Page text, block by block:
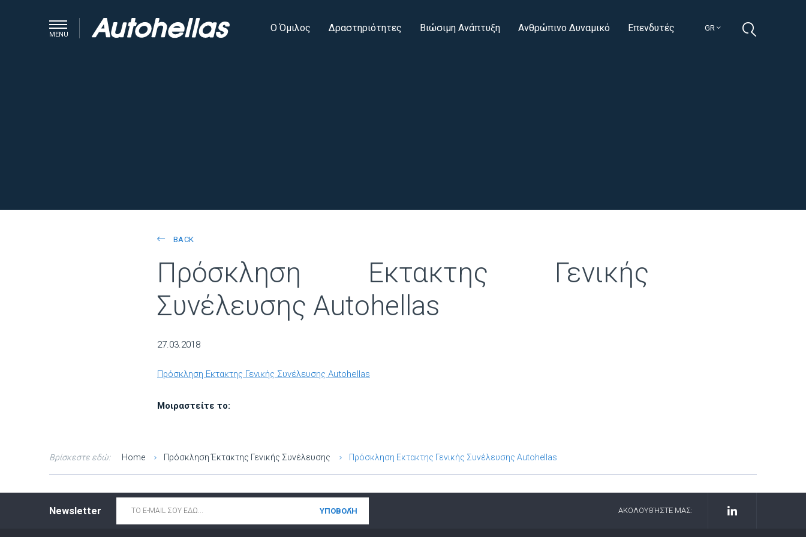
MENU
GR
Ο Όμιλος Δραστηριότητες Βιώσιμη Ανάπτυξη Ανθρώπινο Δυναμικό Επενδυτές
BACK
Πρόσκληση Εκτακτης Γενικής
Συνέλευσης Autohellas
27.03.2018
Πρόσκληση Εκτακτης Γενικής Συνέλευσης Autohellas
Μοιραστείτε το:
Βρίσκεστε εδώ: Home Πρόσκληση Έκτακτης Γενικής Συνέλευσης Πρόσκληση Εκτακτης Γενικής Συνέλευσης Autohellas
Newsletter
ΑΚΟΛΟΥΘΉΣΤΕ ΜΑΣ: